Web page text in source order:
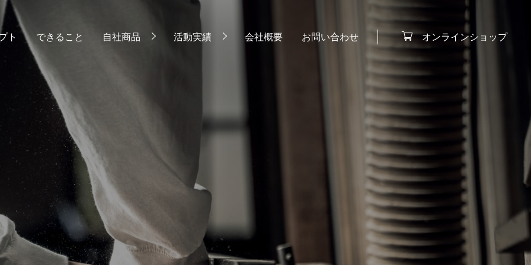
ト できること 自社商品 活動実績 会社概要 お問い合わせ オンラインショップ